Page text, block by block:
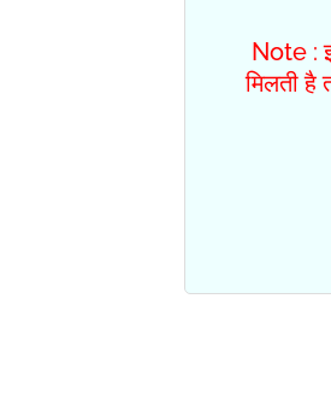
Note :
मिलती